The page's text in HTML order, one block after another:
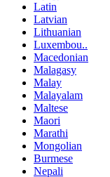
Latin
Latvian
Lithuanian
Luxembou..
Macedonian
Malagasy
Malay
Malayalam
Maltese
Maori
Marathi
Mongolian
Burmese
Nepali